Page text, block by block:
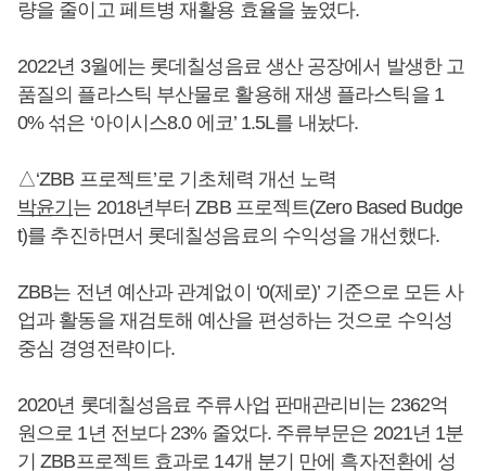
량을 줄이고 페트병 재활용 효율을 높였다.
2022년 3월에는 롯데칠성음료 생산 공장에서 발생한 고
품질의 플라스틱 부산물로 활용해 재생 플라스틱을 1
0% 섞은 ‘아이시스8.0 에코’ 1.5L를 내놨다.
△‘ZBB 프로젝트’로 기초체력 개선 노력
박윤기는 2018년부터 ZBB 프로젝트(Zero Based Budge
t)를 추진하면서 롯데칠성음료의 수익성을 개선했다.
ZBB는 전년 예산과 관계없이 ‘0(제로)’ 기준으로 모든 사
업과 활동을 재검토해 예산을 편성하는 것으로 수익성
중심 경영전략이다.
2020년 롯데칠성음료 주류사업 판매관리비는 2362억
원으로 1년 전보다 23% 줄었다. 주류부문은 2021년 1분
기 ZBB프로젝트 효과로 14개 분기 만에 흑자전환에 성